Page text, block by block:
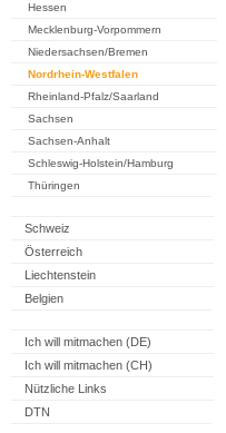
Hessen
Mecklenburg-Vorpommern
Niedersachsen/Bremen
Nordrhein-Westfalen
Rheinland-Pfalz/Saarland
Sachsen
Sachsen-Anhalt
Schleswig-Holstein/Hamburg
Thüringen
Schweiz
Österreich
Liechtenstein
Belgien
Ich will mitmachen (DE)
Ich will mitmachen (CH)
Nützliche Links
DTN